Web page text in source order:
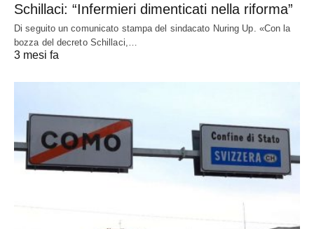
Schillaci: “Infermieri dimenticati nella riforma”
Di seguito un comunicato stampa del sindacato Nuring Up. «Con la
bozza del decreto Schillaci,…
3 mesi fa